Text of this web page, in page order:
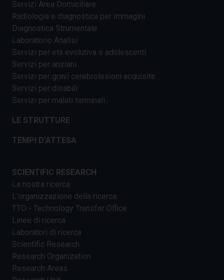
Servizi Area Domiciliare
Radiologia e diagnostica per immagini
Diagnostica Strumentale
Laboratorio Analisi
Servizi per età evolutiva e adolescenti
Servizi per anziani
Servizi per gravi cerebrolesioni acquisite
Servizi per disabili
Servizi per malati terminali
LE STRUTTURE
TEMPI D'ATTESA
SCIENTIFIC RESEARCH
La nostra ricerca
L'organizzazione della ricerca
TTO - Technology Transfer Office
Linee di ricerca
Laboratori di ricerca
Scientific Research
Research Organization
Research Areas